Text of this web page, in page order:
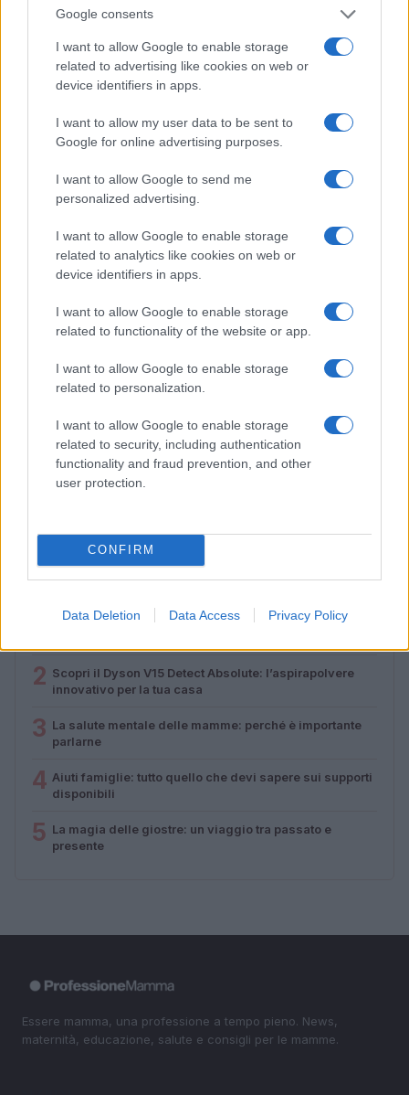
Google consents
I want to allow Google to enable storage
related to advertising like cookies on web or
device identifiers in apps.
I want to allow my user data to be sent to
Google for online advertising purposes.
I want to allow Google to send me
personalized advertising.
I want to allow Google to enable storage
related to analytics like cookies on web or
device identifiers in apps.
I want to allow Google to enable storage
related to functionality of the website or app.
I want to allow Google to enable storage
related to personalization.
I want to allow Google to enable storage
related to security, including authentication
functionality and fraud prevention, and other
user protection.
CONFIRM
Data Deletion Data Access Privacy Policy
Codacons denuncia: i problemi che affliggono la Sicilia
tra carburanti, spiagge e incendi
NEWS E ATTUALITÀ
Lamezia International Film Fest: arte e cultura si
incontrano in Calabria
PIÙ LETTI
Diritti delle lavoratrici in gravidanza: guida completa e
2 Scopri il Dyson V15 Detect Absolute: l’aspirapolvere
innovativo per la tua casa
3 La salute mentale delle mamme: perché è importante
parlarne
4 Aiuti famiglie: tutto quello che devi sapere sui supporti
disponibili
5 La magia delle giostre: un viaggio tra passato e
presente
Essere mamma, una professione a tempo pieno. News,
maternità, educazione, salute e consigli per le mamme.